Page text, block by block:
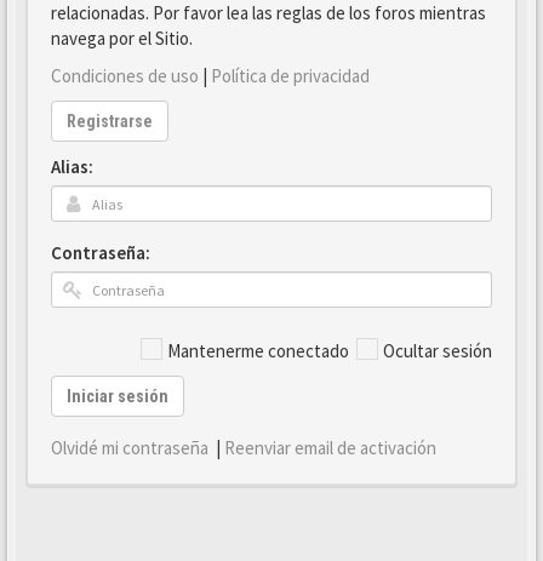
relacionadas. Por favor lea las reglas de los foros mientras
navega por el Sitio.
Condiciones de uso | Política de privacidad
Registrarse
Alias:
Contraseña:
Mantenerme conectado Ocultar sesión
Iniciar sesión
Olvidé mi contraseña | Reenviar email de activación